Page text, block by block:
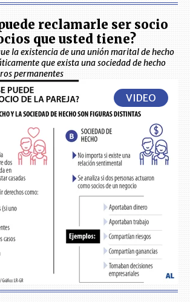
reclamarle ser socio
que usted tiene?
la existencia de una unión marital de hecho
que exista una sociedad de hecho
permanentes
VIDEO